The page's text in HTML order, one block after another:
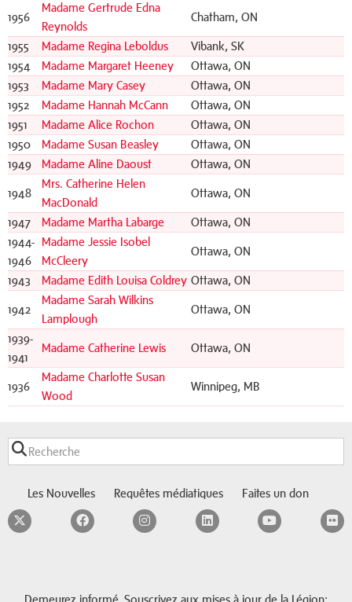
1956
Madame Gertrude Edna
Reynolds
Chatham, ON
1955 Madame Regina Leboldus
Vibank, SK
1954
Madame Margaret Heeney
Ottawa, ON
1953
Madame Mary Casey
Ottawa, ON
1952
Madame Hannah McCann
Ottawa, ON
1951
Madame Alice Rochon
Ottawa, ON
1950
Madame Susan Beasley
Ottawa, ON
1949
Madame Aline Daoust Ottawa, ON
1948
Mrs. Catherine Helen
MacDonald
Ottawa, ON
1947 Madame Martha Labarge
Ottawa, ON
1944-
1946
Madame Jessie Isobel
McCleery
Ottawa, ON
1943 Madame Edith Louisa Coldrey Ottawa, ON
1942
Madame Sarah Wilkins
Lamplough
Ottawa, ON
1939-
1941
Madame Catherine Lewis Ottawa, ON
1936
Madame Charlotte Susan
Wood
Winnipeg, MB
Les Nouvelles Requêtes médiatiques Faites un don
TwitterFacebookInstagramLinkedInYouTube
Demeurez informé. Souscrivez aux mises à jour de la Légion: